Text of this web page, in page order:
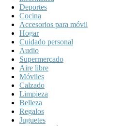
Deportes
Cocina
Accesorios para móvil
Hogar
Cuidado personal
Audio
Supermercado
Aire libre
Móviles
Calzado
Limpieza
Belleza
Regalos
Juguetes